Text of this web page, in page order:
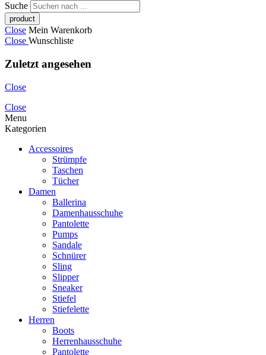
Suche
Close Mein Warenkorb
Close Wunschliste
Zuletzt angesehen
Close
Close
Menu
Kategorien
Accessoires
Strümpfe
Taschen
Tücher
Damen
Ballerina
Damenhausschuhe
Pantolette
Pumps
Sandale
Schnürer
Sling
Slipper
Sneaker
Stiefel
Stiefelette
Herren
Boots
Herrenhausschuhe
Pantolette